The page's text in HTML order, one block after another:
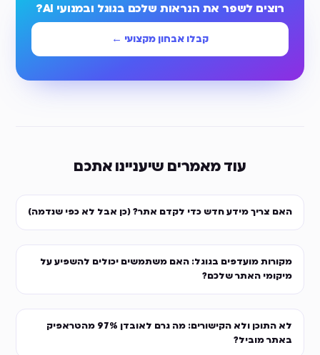
רוצים לשפר את הנראות שלכם בגוגל ובמנועי AI?
קבלו אבחון מקצועי ←
עוד מאמרים שיעניינו אתכם
האם צריך מידע חדש כדי לקדם אתר? (כן אבל לא כפי שנדמה)
מקורות מועדפים בגוגל: האם משתמשים יכולים להשפיע על
מיקומי האתר שלכם?
לא התוכן ולא הקישורים: מה גרם לאובדן 97% מהטראפיק
באתר מוביל?